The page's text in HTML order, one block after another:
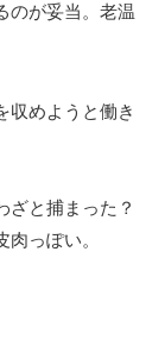
のが妥当。老温
収めようと働き
ざと捕まった？
っぽい。